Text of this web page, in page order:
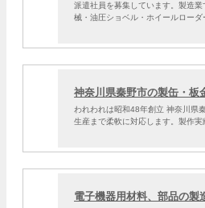
派遣社員を募集しています。製造
械・油圧ショベル・ホイールロー
神奈川県秦野市の製缶・板
われわれは昭和48年創立 神奈川県
生産まで柔軟に対応します。製作
電子機器用材料、部品の製